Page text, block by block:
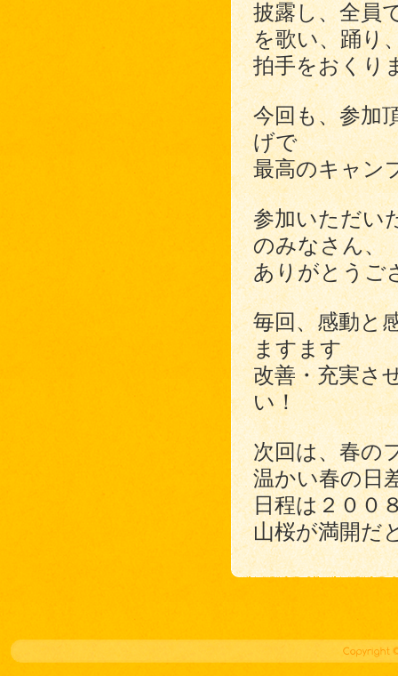
披露し、全員
を歌い、踊り
拍手をおくり
今回も、参加
げで
最高のキャン
参加いただい
のみなさん、
ありがとうご
毎回、感動と
ますます
改善・充実さ
い！
次回は、春の
温かい春の日
日程は２００
山桜が満開だ